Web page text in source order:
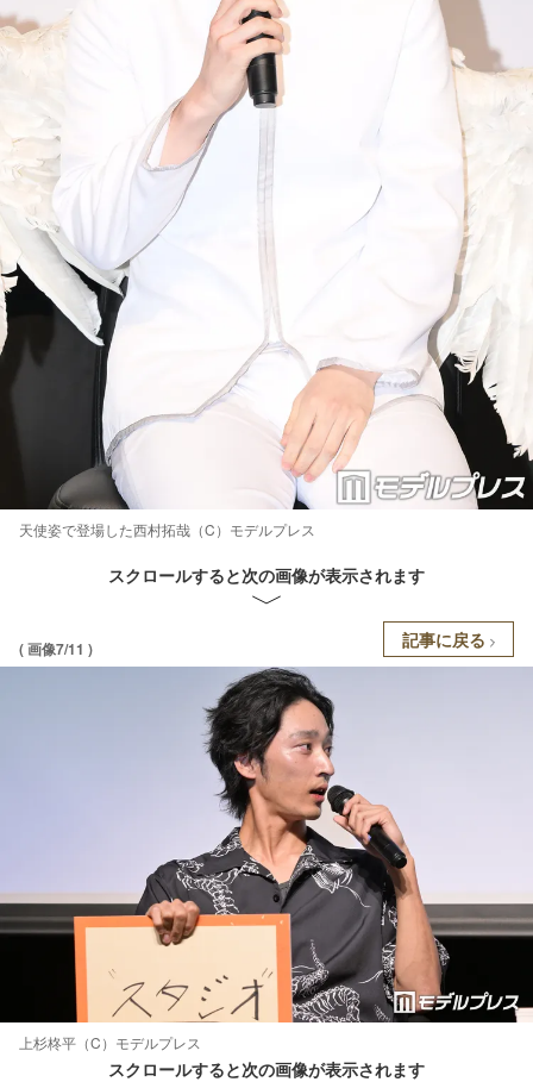
天使姿で登場した西村拓哉（C）モデルプレス
スクロールすると次の画像が表示されます
( 画像7/11 ) 記事に戻る
上杉柊平（C）モデルプレス
スクロールすると次の画像が表示されます